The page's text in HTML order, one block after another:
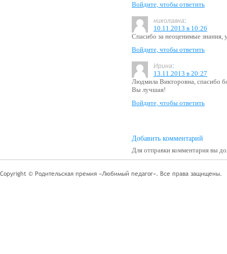
Войдите, чтобы ответить
николавна:
10.11.2013 в 10:26
Спасибо за неоценимые знания,
Войдите, чтобы ответить
Ирина:
13.11.2013 в 20:27
Людмила Викторовна, спасибо
Вы лучшая!
Войдите, чтобы ответить
Добавить комментарий
Для отправки комментария вы
Copyright © Родительская премия «Любимый педагог». Все права защищены.